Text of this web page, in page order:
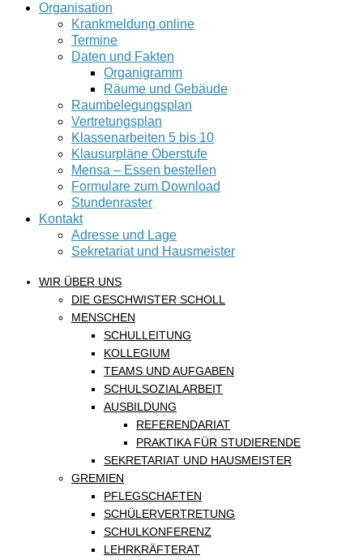
Organisation
Krankmeldung online
Termine
Daten und Fakten
Organigramm
Räume und Gebäude
Raumbelegungsplan
Vertretungsplan
Klassenarbeiten 5 bis 10
Klausurpläne Oberstufe
Mensa – Essen bestellen
Formulare zum Download
Stundenraster
Kontakt
Adresse und Lage
Sekretariat und Hausmeister
WIR ÜBER UNS
DIE GESCHWISTER SCHOLL
MENSCHEN
SCHULLEITUNG
KOLLEGIUM
TEAMS UND AUFGABEN
SCHULSOZIALARBEIT
AUSBILDUNG
REFERENDARIAT
PRAKTIKA FÜR STUDIERENDE
SEKRETARIAT UND HAUSMEISTER
GREMIEN
PFLEGSCHAFTEN
SCHÜLERVERTRETUNG
SCHULKONFERENZ
LEHRKRÄFTERAT